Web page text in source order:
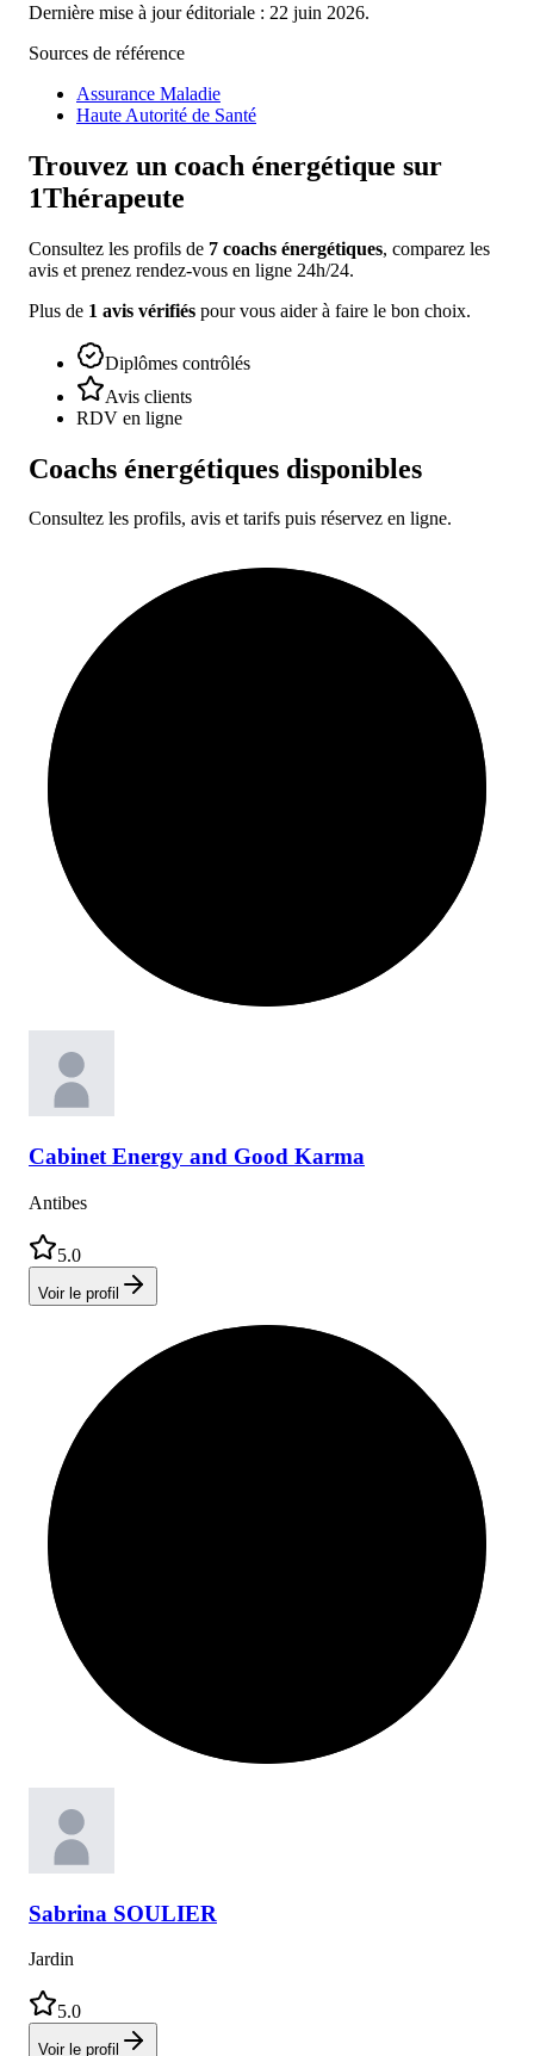
Dernière mise à jour éditoriale : 22 juin 2026.
Sources de référence
Assurance Maladie
Haute Autorité de Santé
Trouvez un coach énergétique sur
1Thérapeute
Consultez les profils de 7 coachs énergétiques, comparez les
avis et prenez rendez-vous en ligne 24h/24.
Plus de 1 avis vérifiés pour vous aider à faire le bon choix.
Diplômes contrôlés
Avis clients
RDV en ligne
Coachs énergétiques disponibles
Consultez les profils, avis et tarifs puis réservez en ligne.
Cabinet Energy and Good Karma
Antibes
5.0
Voir le profil
Sabrina SOULIER
Jardin
5.0
Voir le profil